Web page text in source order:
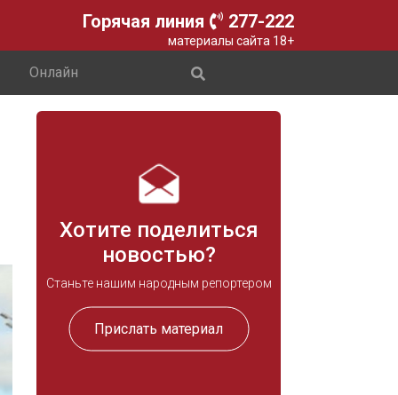
Горячая линия 277-222
материалы сайта 18+
Онлайн
Хотите поделиться
новостью?
Станьте нашим народным репортером
Прислать материал